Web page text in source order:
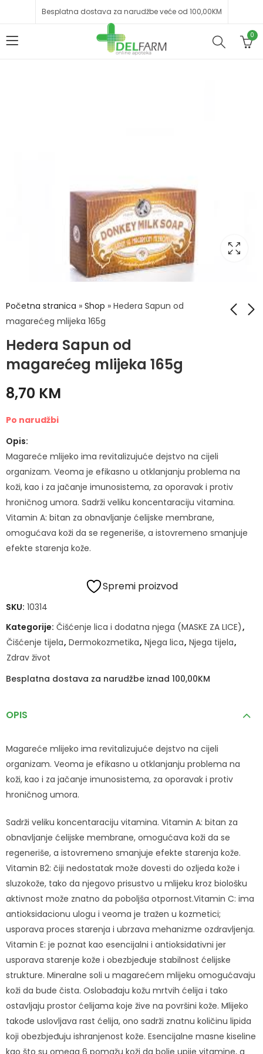
Besplatna dostava za narudžbe veće od 100,00KM
0
Početna stranica » Shop » Hedera Sapun od
magarećeg mlijeka 165g
Hedera Sapun od
magarećeg mlijeka 165gkosu Čileanska Ruža
200g
8,90
za lice 30ml
16,50
8,70 KM
Po narudžbi
Opis:
Magareće mlijeko ima revitalizujuće dejstvo na cijeli
organizam. Veoma je efikasno u otklanjanju problema na
koži, kao i za jačanje imunosistema, za oporavak i protiv
hroničnog umora. Sadrži veliku koncentaraciju vitamina.
Vitamin A: bitan za obnavljanje ćelijske membrane,
omogućava koži da se regeneriše, a istovremeno smanjuje
efekte starenja kože.
Spremi proizvod
SKU: 10314
Kategorije: Čišćenje lica i dodatna njega (MASKE ZA LICE),
Čišćenje tijela, Dermokozmetika, Njega lica, Njega tijela,
Zdrav život
Besplatna dostava za narudžbe iznad 100,00KM
OPIS
Magareće mlijeko ima revitalizujuće dejstvo na cijeli
organizam. Veoma je efikasno u otklanjanju problema na
koži, kao i za jačanje imunosistema, za oporavak i protiv
hroničnog umora.
Sadrži veliku koncentaraciju vitamina. Vitamin A: bitan za
obnavljanje ćelijske membrane, omogućava koži da se
regeneriše, a istovremeno smanjuje efekte starenja kože.
Vitamin B2: čiji nedostatak može dovesti do ozljeda kože i
sluzokože, tako da njegovo prisustvo u mlijeku kroz biološku
aktivnost može znatno da poboljša otpornost.Vitamin C: ima
antioksidacionu ulogu i veoma je tražen u kozmetici;
usporava proces starenja i ubrzava mehanizme ozdravljenja.
Vitamin E: je poznat kao esencijalni i antioksidativni jer
usporava starenje kože i obezbjeđuje stabilnost ćelijske
strukture. Mineralne soli u magarećem mlijeku omogućavaju
koži da bude čista. Oslobađaju kožu mrtvih ćelija i tako
ostavljaju prostor ćelijama koje žive na površini kože. Mlijeko
takođe uslovljava rast ćelija, ono sadrži znatnu količinu lipida
koji obezbjeđuju ishranjenost kože. Esencijalne masne kiseline
kao što su omega 6 pomažu koži da bolje upije vitamine, a